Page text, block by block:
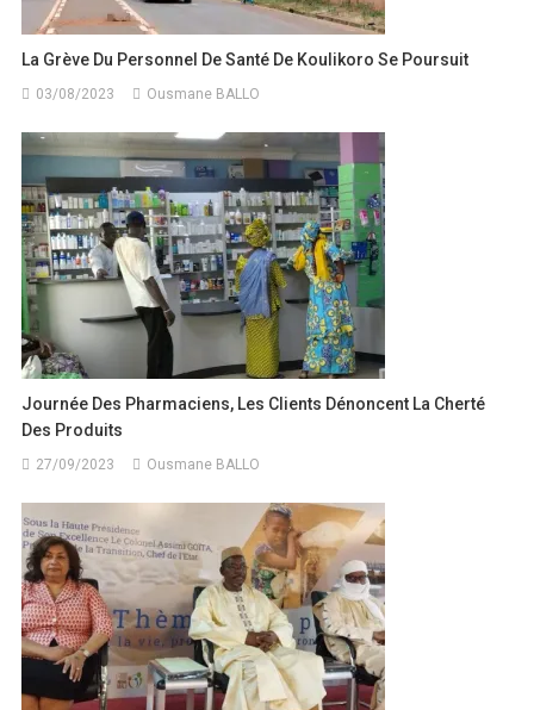
La Grève Du Personnel De Santé De Koulikoro Se Poursuit
03/08/2023 Ousmane BALLO
Journée Des Pharmaciens, Les Clients Dénoncent La Cherté
Des Produits
27/09/2023 Ousmane BALLO